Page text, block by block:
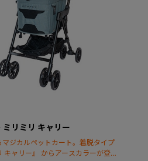
ミリミリ キャリー
マジカルペットカート。着脱タイプ
キャリー』 からアースカラーが登